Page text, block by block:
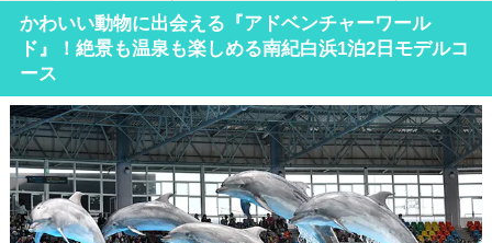
かわいい動物に出会える『アドベンチャーワール
ド』！絶景も温泉も楽しめる南紀白浜1泊2日モデルコ
ース